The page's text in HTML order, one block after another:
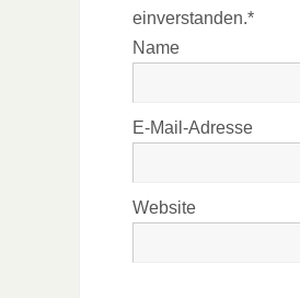
einverstanden.*
Name
E-Mail-Adresse
Website